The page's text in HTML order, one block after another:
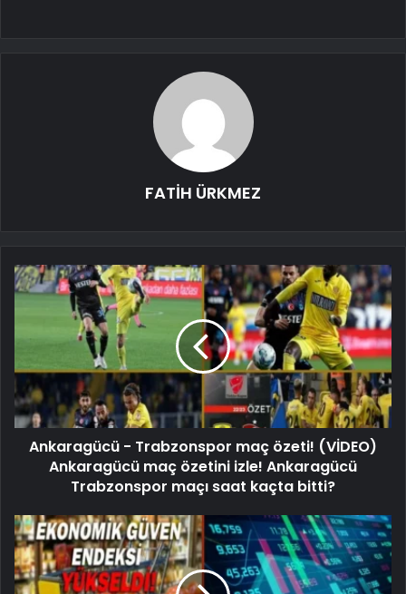
FATİH ÜRKMEZ
Ankaragücü - Trabzonspor maç özeti! (VİDEO)
Ankaragücü maç özetini izle! Ankaragücü
Trabzonspor maçı saat kaçta bitti?